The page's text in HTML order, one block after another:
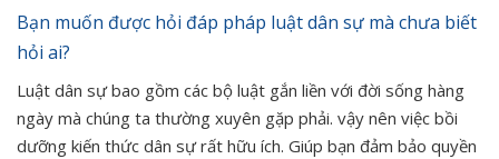
Bạn muốn được hỏi đáp pháp luật dân sự mà chưa biết
hỏi ai?
Luật dân sự bao gồm các bộ luật gắn liền với đời sống hàng
ngày mà chúng ta thường xuyên gặp phải. vậy nên việc bồi
dưỡng kiến thức dân sự rất hữu ích. Giúp bạn đảm bảo quyền